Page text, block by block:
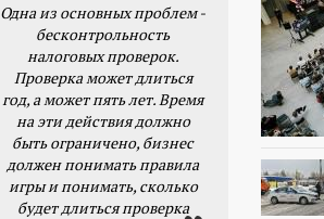
Одна из основных проблем -
бесконтрольность
налоговых проверок.
Проверка может длиться
год, а может пять лет. Время
на эти действия должно
быть ограничено, бизнес
должен понимать правила
игры и понимать, сколько
будет длиться проверка